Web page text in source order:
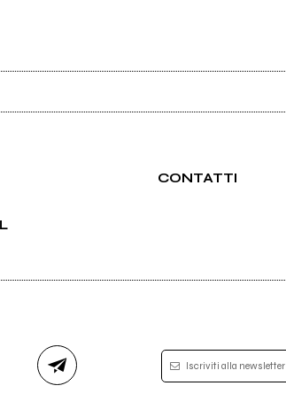
CONTATTI
Iscriviti alla newsletter